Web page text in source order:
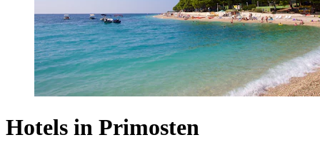
Hotels in Primosten